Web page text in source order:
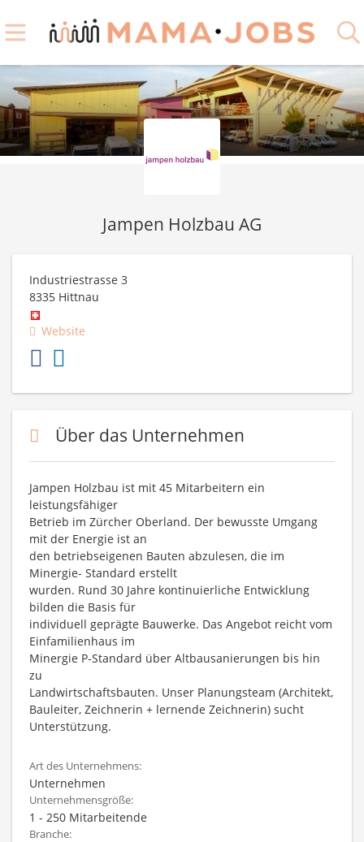
Jampen Holzbau AG
Industriestrasse 3
8335 Hittnau
Website
Über das Unternehmen
Jampen Holzbau ist mit 45 Mitarbeitern ein
leistungsfähiger
Betrieb im Zürcher Oberland. Der bewusste Umgang
mit der Energie ist an
den betriebseigenen Bauten abzulesen, die im
Minergie- Standard erstellt
wurden. Rund 30 Jahre kontinuierliche Entwicklung
bilden die Basis für
individuell geprägte Bauwerke. Das Angebot reicht vom
Einfamilienhaus im
Minergie P-Standard über Altbausanierungen bis hin
zu
Landwirtschaftsbauten. Unser Planungsteam (Architekt,
Bauleiter, Zeichnerin + lernende Zeichnerin) sucht
Unterstützung.
Art des Unternehmens:
Unternehmen
Unternehmensgröße:
1 - 250 Mitarbeitende
Branche: